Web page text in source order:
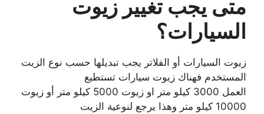
متى يجب تغيير زيوت
السيارات؟
زيوت السيارات أو الفلاتر يجب تبديلها حسب نوع الزيت
المستخدم فهناك زيوت سيارات تستطيع
العمل 3000 كيلو متر او زيوت 5000 كيلو متر أو زيوت
10000 كيلو متر وهذا يرجع لنوعية الزيت